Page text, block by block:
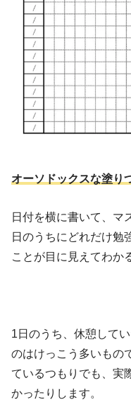
オーソドックスな塗り
日付を横に書いて、マ
日のうちにどれだけ勉
ことが目に見えてわか
1日のうち、休憩して
のはけっこう多いもの
ているつもりでも、実
かったりします。